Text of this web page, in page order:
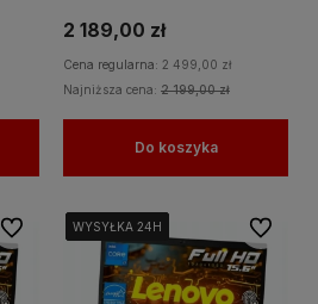
Nauki Domu
2 189,00 zł
Cena regularna: 2 499,00 zł
Najniższa cena: 2 199,00 zł
Do koszyka
Do ulubionychWYSYŁKA 24H
WYSYŁKA 24H
WYSYŁKA 24H
WYSYŁKA 24H
WYSYŁKA 24H Do